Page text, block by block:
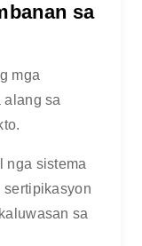
sa
mga
alang sa
nga sistema
sertipikasyon
sa